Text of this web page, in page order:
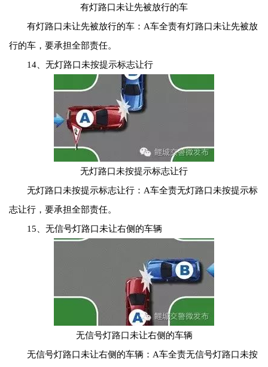
有灯路口未让先被放行的车
有灯路口未让先被放行的车：A车全责有灯路口未让先被放
行的车，要承担全部责任。
14、无灯路口未按提示标志让行
无灯路口未按提示标志让行
无灯路口未按提示标志让行：A车全责无灯路口未按提示标
志让行，要承担全部责任。
15、无信号灯路口未让右侧的车辆
无信号灯路口未让右侧的车辆
无信号灯路口未让右侧的车辆：A车全责无信号灯路口未按